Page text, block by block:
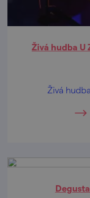
Živá hudba U
Živá